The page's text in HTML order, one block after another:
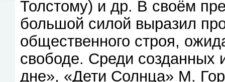
Толстому) и др. В своём
большой силой выразил
общественного строя,
свободе. Среди созданных
дне», «Дети Солнца» М.